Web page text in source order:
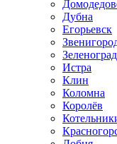
Дубна
Егорьевск
Зеленоград
Истра
Клин
Коломна
Королёв